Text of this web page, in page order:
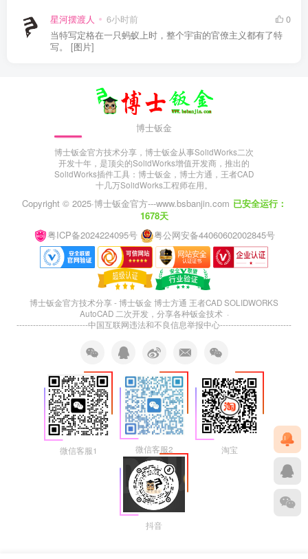
星河摆渡人 6小时前
0
当特写定格在一只蚂蚁上时，整个宇宙的官僚主义都有了特
写。 [图片]
博士钣金
博士钣金官方技术分享，博士钣金从事SolidWorks二次
开发十年，是顶尖的SolidWorks增值开发商，推出的
SolidWorks插件工具：博士钣金，博士方通，王者CAD
十几万SolidWorks工程师在用。
Copyright © 2025·博士钣金官方---www.bsbanjin.com 已安全运行：
1678天
粤ICP备2024224095号
粤公网安备44060602002845号
博士钣金官方技术分享 - 博士钣金 博士方通 王者CAD SOLIDWORKS
AutoCAD 二次开发，分享各种钣金技术 ·
--------------------------中国互联网违法和不良信息举报中心--------------------------
微信客服1 微信客服2 淘宝
抖音